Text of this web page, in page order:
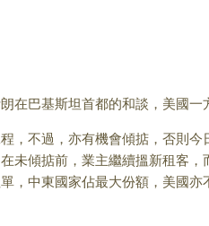
巴基斯坦首都的和談，美國一
不過，亦有機會傾掂，否則今
未傾掂前，業主繼續搵新租客
，中東國家佔最大份額，美國亦